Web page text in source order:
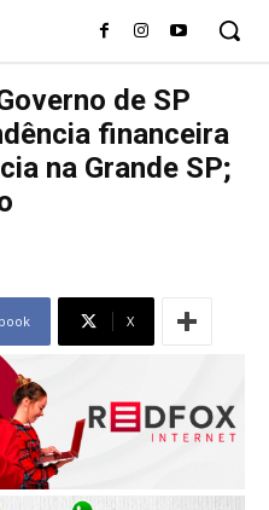
de SP
financeira
na Grande SP;
X